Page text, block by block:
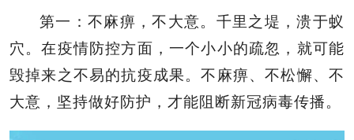
第一：不麻痹，不大意。千里之堤，溃于蚁
穴。在疫情防控方面，一个小小的疏忽，就可能
毁掉来之不易的抗疫成果。不麻痹、不松懈、不
大意，坚持做好防护，才能阻断新冠病毒传播。